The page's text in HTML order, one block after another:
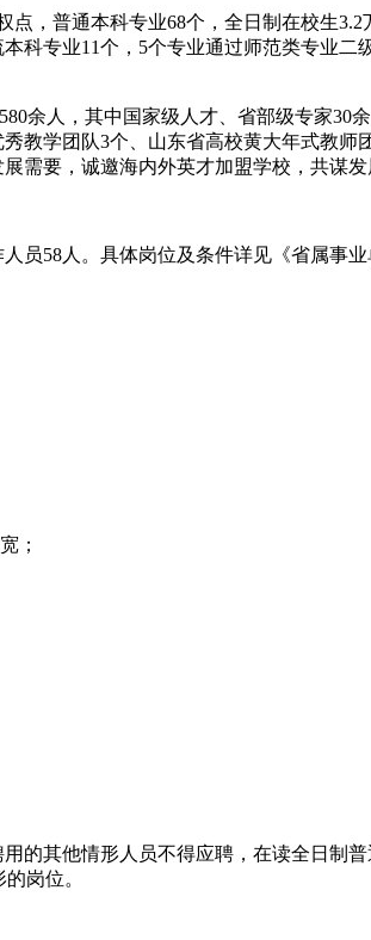
，普通本科专业68个，全日制在校生
科专业11个，5个专业通过师范类专业二
余人，其中国家级人才、省部级专家30
教学团队3个、山东省高校黄大年式教师
需要，诚邀海内外英才加盟学校，共谋发
员58人。具体岗位及条件详见《省属事
；
的其他情形人员不得应聘，在读全日制
岗位。